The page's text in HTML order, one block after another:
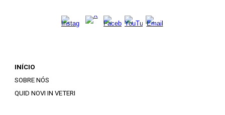
INÍCIO
SOBRE NÓS
QUID NOVI IN VETERI